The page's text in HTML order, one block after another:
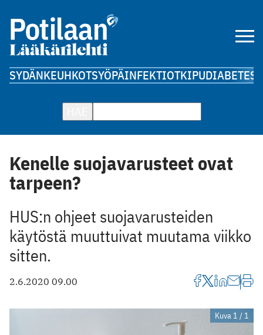
SYDÄNKEUHKOTSYÖPÄINFEKTIOTKIPUDIABETES
Kenelle suojavarusteet ovat
tarpeen?
HUS:n ohjeet suojavarusteiden
käytöstä muuttuivat muutama viikko
sitten.
2.6.2020 09.00
Kuva 1 / 1